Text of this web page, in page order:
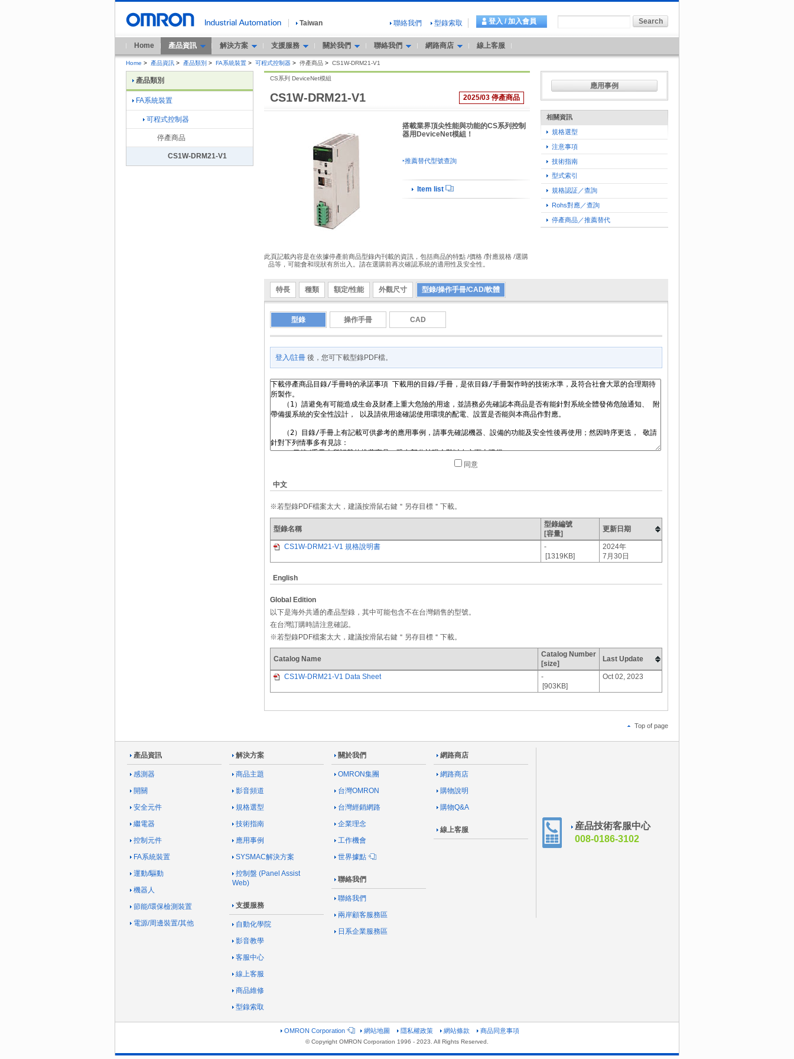
Taiwan 聯絡我們 型錄索取 登入 / 加入會員
Home 產品資訊 解決方案 支援服務 關於我們 聯絡我們 網路商店 線上客服
Home > 產品資訊 > 產品類別 > FA系統裝置 > 可程式控制器 > 停產商品 > CS1W-DRM21-V1
2025/03 停產商品
CS1W-DRM21-V1
CS系列 DeviceNet模組
搭載業界頂尖性能與功能的CS系列控制
器用DeviceNet模組！
‣推薦替代型號查詢
Item list
此頁記載內容是在依據停產前商品型錄內刊載的資訊，包括商品的特點 /價格 /對應規格 /選購
品等，可能會和現狀有所出入。請在選購前再次確認系統的適用性及安全性。
應用事例
相關資訊
規格選型
注意事項
技術指南
型式索引
規格認証／查詢
Rohs對應／查詢
停產商品／推薦替代
特長 種類 額定/性能 外觀尺寸 型錄/操作手冊/CAD/軟體
型錄 操作手冊 CAD
登入/註冊 後，您可下載型錄PDF檔。
同意
中文
※若型錄PDF檔案太大，建議按滑鼠右鍵＂另存目標＂下載。
型錄名稱
型錄編號
[容量]
更新日期
CS1W-DRM21-V1 規格說明書
-
[1319KB]
2024年
7月30日
English
Global Edition
以下是海外共通的產品型錄，其中可能包含不在台灣銷售的型號。
在台灣訂購時請注意確認。
※若型錄PDF檔案太大，建議按滑鼠右鍵＂另存目標＂下載。
Catalog Name
Catalog Number
[size]
Last Update
CS1W-DRM21-V1 Data Sheet
-
[903KB]
Oct 02, 2023
產品類別
FA系統裝置
可程式控制器
停產商品
CS1W-DRM21-V1
Top of page
產品資訊
感測器
開關
安全元件
繼電器
控制元件
FA系統裝置
運動/驅動
機器人
節能/環保檢測裝置
電源/周邊裝置/其他
解決方案
商品主題
影音頻道
規格選型
技術指南
應用事例
SYSMAC解決方案
控制盤 (Panel Assist
Web)
支援服務
自動化學院
影音教學
客服中心
線上客服
商品維修
型錄索取
關於我們
OMRON集團
台灣OMRON
台灣經銷網路
企業理念
工作機會
世界據點
聯絡我們
聯絡我們
兩岸顧客服務區
日系企業服務區
網路商店
網路商店
購物說明
購物Q&A
線上客服
産品技術客服中心
008-0186-3102
OMRON Corporation 網站地圖 隱私權政策 網站條款 商品同意事項
© Copyright OMRON Corporation 1996 - 2023. All Rights Reserved.